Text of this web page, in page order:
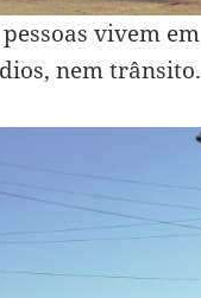
vivem em
nem trânsito.